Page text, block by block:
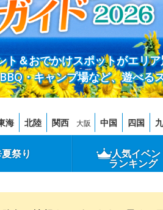
＆おでかけスポットがエリ
・キャンプ場など、遊べる
海 北陸 関西 大阪 中国 四国
夏祭り 人気イベン
ランキング